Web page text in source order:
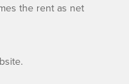
the rent as net